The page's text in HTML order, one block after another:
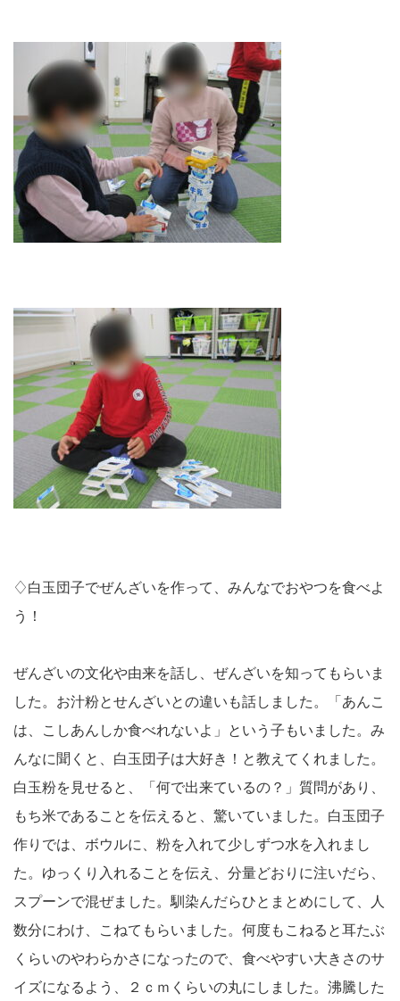
♢白玉団子でぜんざいを作って、みんなでおやつを食べよ
う！
ぜんざいの文化や由来を話し、ぜんざいを知ってもらいま
した。お汁粉とせんざいとの違いも話しました。「あんこ
は、こしあんしか食べれないよ」という子もいました。み
んなに聞くと、白玉団子は大好き！と教えてくれました。
白玉粉を見せると、「何で出来ているの？」質問があり、
もち米であることを伝えると、驚いていました。白玉団子
作りでは、ボウルに、粉を入れて少しずつ水を入れまし
た。ゆっくり入れることを伝え、分量どおりに注いだら、
スプーンで混ぜました。馴染んだらひとまとめにして、人
数分にわけ、こねてもらいました。何度もこねると耳たぶ
くらいのやわらかさになったので、食べやすい大きさのサ
イズになるよう、２ｃｍくらいの丸にしました。沸騰した